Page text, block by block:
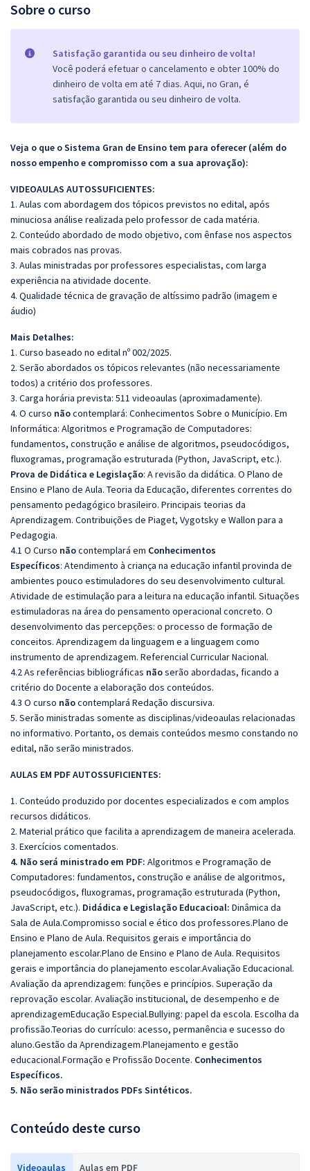
Sobre o curso
Satisfação garantida ou seu dinheiro de volta!
Você poderá efetuar o cancelamento e obter 100% do
dinheiro de volta em até 7 dias. Aqui, no Gran, é
satisfação garantida ou seu dinheiro de volta.
Veja o que o Sistema Gran de Ensino tem para oferecer (além do
nosso empenho e compromisso com a sua aprovação):
VIDEOAULAS AUTOSSUFICIENTES:
1. Aulas com abordagem dos tópicos previstos no edital, após
minuciosa análise realizada pelo professor de cada matéria.
2. Conteúdo abordado de modo objetivo, com ênfase nos aspectos
mais cobrados nas provas.
3. Aulas ministradas por professores especialistas, com larga
experiência na atividade docente.
4. Qualidade técnica de gravação de altíssimo padrão (imagem e
áudio)
Mais Detalhes:
1. Curso baseado no edital nº 002/2025.
2. Serão abordados os tópicos relevantes (não necessariamente
todos) a critério dos professores.
3. Carga horária prevista: 511 videoaulas (aproximadamente).
4. O curso nãocontemplará: Conhecimentos Sobre o Município. Em
Informática: Algoritmos e Programação de Computadores:
fundamentos, construção e análise de algoritmos, pseudocódigos,
fluxogramas, programação estruturada (Python, JavaScript, etc.).
Prova de Didática e Legislação: A revisão da didática. O Plano de
Ensino e Plano de Aula. Teoria da Educação, diferentes correntes do
pensamento pedagógico brasileiro. Principais teorias da
Aprendizagem. Contribuições de Piaget, Vygotsky e Wallon para a
Pedagogia.
4.1 O Curso nãocontemplará em Conhecimentos
Específicos: Atendimento à criança na educação infantil provinda de
ambientes pouco estimuladores do seu desenvolvimento cultural.
Atividade de estimulação para a leitura na educação infantil. Situações
estimuladoras na área do pensamento operacional concreto. O
desenvolvimento das percepções: o processo de formação de
conceitos. Aprendizagem da linguagem e a linguagem como
instrumento de aprendizagem. Referencial Curricular Nacional.
4.2 As referências bibliográficas nãoserão abordadas, ficando a
critério do Docente a elaboração dos conteúdos.
4.3 O curso nãocontemplará Redação discursiva.
5. Serão ministradas somente as disciplinas/videoaulas relacionadas
no informativo. Portanto, os demais conteúdos mesmo constando no
edital, não serão ministrados.
AULAS EM PDF AUTOSSUFICIENTES:
1. Conteúdo produzido por docentes especializados e com amplos
recursos didáticos.
2. Material prático que facilita a aprendizagem de maneira acelerada.
3. Exercícios comentados.
4. Não será ministrado em PDF: Algoritmos e Programação de
Computadores: fundamentos, construção e análise de algoritmos,
pseudocódigos, fluxogramas, programação estruturada (Python,
JavaScript, etc.). Didádica e Legislação Educacioal: Dinâmica da
Sala de Aula.Compromisso social e ético dos professores.Plano de
Ensino e Plano de Aula. Requisitos gerais e importância do
planejamento escolar.Plano de Ensino e Plano de Aula. Requisitos
gerais e importância do planejamento escolar.Avaliação Educacional.
Avaliação da aprendizagem: funções e princípios. Superação da
reprovação escolar. Avaliação institucional, de desempenho e de
aprendizagemEducação Especial.Bullying: papel da escola. Escolha da
profissão.Teorias do currículo: acesso, permanência e sucesso do
aluno.Gestão da Aprendizagem.Planejamento e gestão
educacional.Formação e Profissão Docente. Conhecimentos
Específicos.
5. Não serão ministrados PDFs Sintéticos.
Conteúdo deste curso
Videoaulas Aulas em PDF